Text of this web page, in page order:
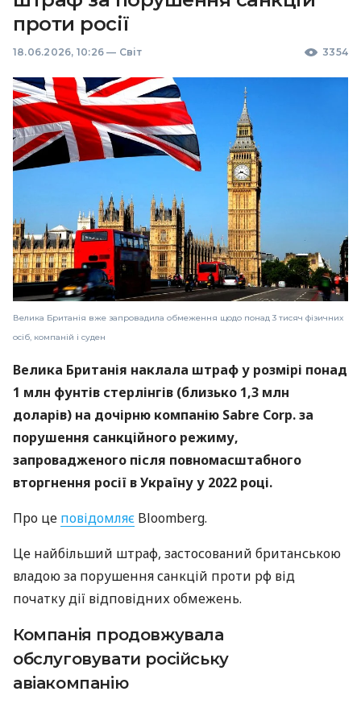
проти росії
18.06.2026, 10:26 — Світ 3354
Велика Британія вже запровадила обмеження щодо понад 3 тисяч фізичних
осіб, компаній і суден
Велика Британія наклала штраф у розмірі понад
1 млн фунтів стерлінгів (близько 1,3 млн
доларів) на дочірню компанію Sabre Corp. за
порушення санкційного режиму,
запровадженого після повномасштабного
вторгнення росії в Україну у 2022 році.
Про це повідомляє Bloomberg.
Це найбільший штраф, застосований британською
владою за порушення санкцій проти рф від
початку дії відповідних обмежень.
Компанія продовжувала
обслуговувати російську
авіакомпанію